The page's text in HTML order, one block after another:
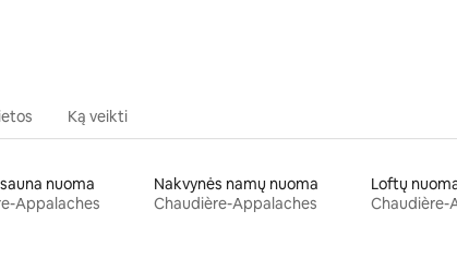
Ką veikti
nuoma
Appalaches
Nakvynės namų nuoma
Chaudière-Appalaches
Loftų
Chaudière-